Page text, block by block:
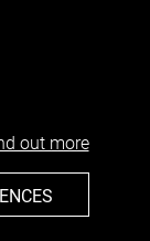
out more